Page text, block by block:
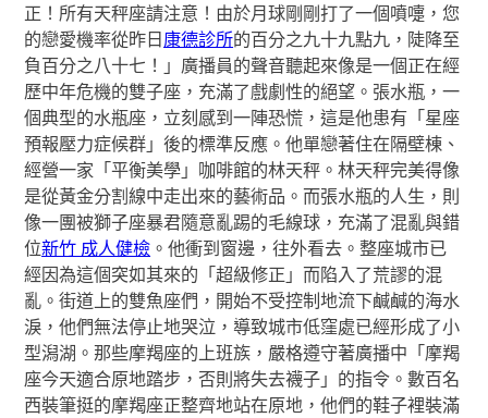
正！所有天秤座請注意！由於月球剛剛打了一個噴嚏，您
的戀愛機率從昨日康德診所的百分之九十九點九，陡降至
負百分之八十七！」廣播員的聲音聽起來像是一個正在經
歷中年危機的雙子座，充滿了戲劇性的絕望。張水瓶，一
個典型的水瓶座，立刻感到一陣恐慌，這是他患有「星座
預報壓力症候群」後的標準反應。他單戀著住在隔壁棟、
經營一家「平衡美學」咖啡館的林天秤。林天秤完美得像
是從黃金分割線中走出來的藝術品。而張水瓶的人生，則
像一團被獅子座暴君隨意亂踢的毛線球，充滿了混亂與錯
位新竹 成人健檢 。他衝到窗邊，往外看去。整座城市已
經因為這個突如其來的「超級修正」而陷入了荒謬的混
亂。街道上的雙魚座們，開始不受控制地流下鹹鹹的海水
淚，他們無法停止地哭泣，導致城市低窪處已經形成了小
型潟湖。那些摩羯座的上班族，嚴格遵守著廣播中「摩羯
座今天適合原地踏步，否則將失去襪子」的指令。數百名
西裝筆挺的摩羯座正整齊地站在原地，他們的鞋子裡裝滿